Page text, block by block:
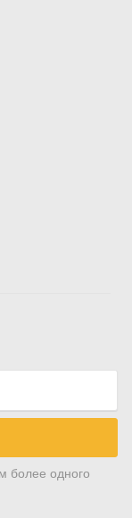
более одного